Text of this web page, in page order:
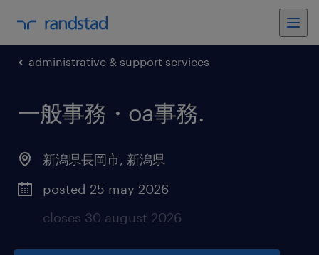
administrative & support services
一般事務・oa事務.
新潟県長岡市, 新潟県
posted 25 may 2026
closes 30 august 2026